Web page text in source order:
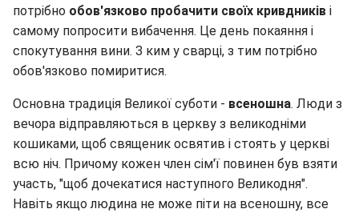
потрібно обов'язково пробачити своїх кривдників і
самому попросити вибачення. Це день покаяння і
спокутування вини. З ким у сварці, з тим потрібно
обов'язково помиритися.
Основна традиція Великої суботи - всеношна. Люди з
вечора відправляються в церкву з великодніми
кошиками, щоб священик освятив і стоять у церкві
всю ніч. Причому кожен член сім'ї повинен був взяти
участь, "щоб дочекатися наступного Великодня".
Навіть якщо людина не може піти на всеношну, все